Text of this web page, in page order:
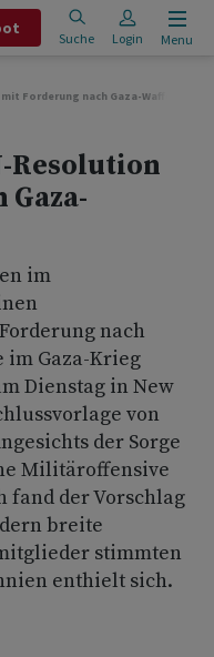
Suche Login Menu
Forderung nach Gaza-Waffenruhe
Resolution
im
nach
Gaza-Krieg
Dienstag in New
von
der Sorge
Militäroffensive
fand der Vorschlag
breite
stimmten
enthielt sich.